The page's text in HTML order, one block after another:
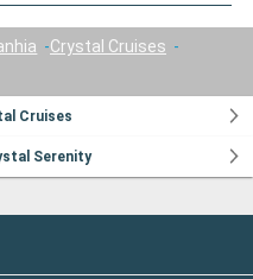
Crystal Cruises
Cruises
Serenity